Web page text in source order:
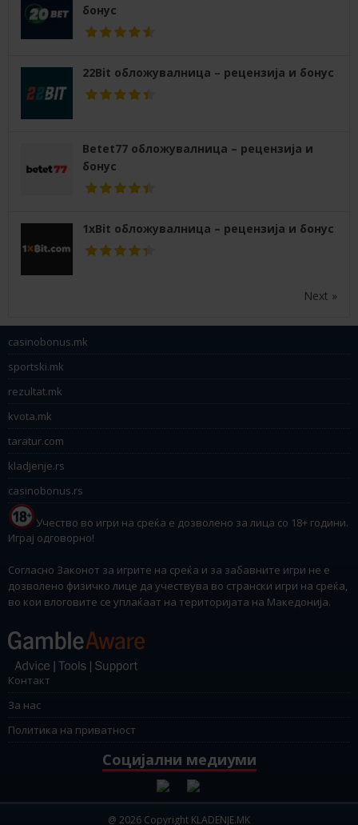
бонус
22Bit обложувалница – рецензија и бонус
Betet77 обложувалница – рецензија и
бонус
1xBit обложувалница – рецензија и бонус
Next »
casinobonus.mk
sportski.mk
rezultat.mk
kvota.mk
taratur.com
kladjenje.rs
casinobonus.rs
Учество во игри на среќа е дозволено за лица со 18+ години.
Играј одговорно!
Согласно Законот за игрите на среќа и за забавните игри не е
дозволено физичко лице да учествува во странски игри на среќа,
во кои влоговите се уплаќаат на територијата на Македонија.
Контакт
За нас
Политика на приватност
Социјални медиуми
@ 2026 Copyright KLADENJE.MK